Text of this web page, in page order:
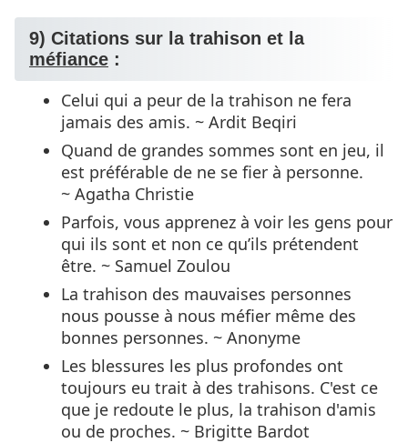
9) Citations sur la trahison et la
méfiance :
Celui qui a peur de la trahison ne fera
jamais des amis. ~ Ardit Beqiri
Quand de grandes sommes sont en jeu, il
est préférable de ne se fier à personne.
~ Agatha Christie
Parfois, vous apprenez à voir les gens pour
qui ils sont et non ce qu’ils prétendent
être. ~ Samuel Zoulou
La trahison des mauvaises personnes
nous pousse à nous méfier même des
bonnes personnes. ~ Anonyme
Les blessures les plus profondes ont
toujours eu trait à des trahisons. C'est ce
que je redoute le plus, la trahison d'amis
ou de proches. ~ Brigitte Bardot